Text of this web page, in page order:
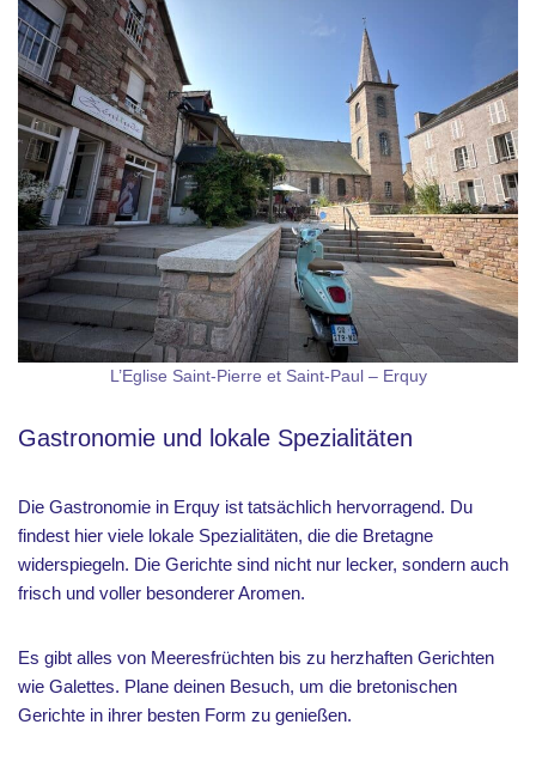
L’Eglise Saint-Pierre et Saint-Paul – Erquy
Gastronomie und lokale Spezialitäten
Die Gastronomie in Erquy ist tatsächlich hervorragend. Du
findest hier viele lokale Spezialitäten, die die Bretagne
widerspiegeln. Die Gerichte sind nicht nur lecker, sondern auch
frisch und voller besonderer Aromen.
Es gibt alles von Meeresfrüchten bis zu herzhaften Gerichten
wie Galettes. Plane deinen Besuch, um die bretonischen
Gerichte in ihrer besten Form zu genießen.